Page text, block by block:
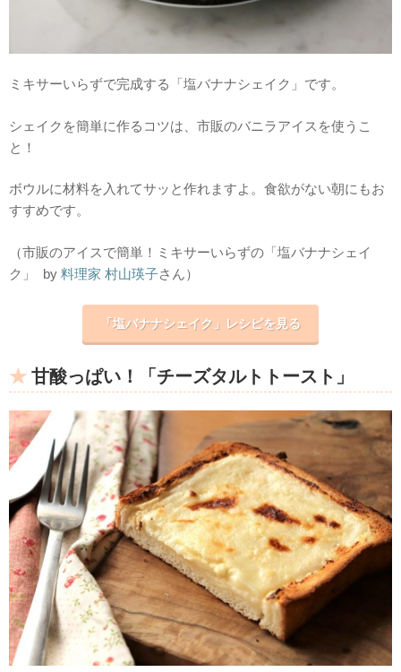
ミキサーいらずで完成する「塩バナナシェイク」です。
シェイクを簡単に作るコツは、市販のバニラアイスを使うこ
と！
ボウルに材料を入れてサッと作れますよ。食欲がない朝にもお
すすめです。
（市販のアイスで簡単！ミキサーいらずの「塩バナナシェイ
ク」 by 料理家 村山瑛子さん）
「塩バナナシェイク」レシピを見る
甘酸っぱい！「チーズタルトトースト」